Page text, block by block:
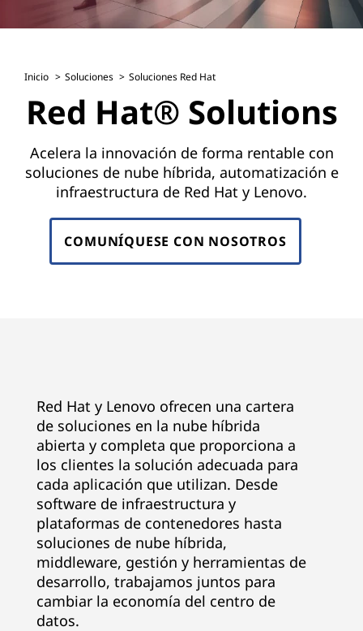
e
Inicio Soluciones Soluciones Red Hat
Red Hat® Solutions
Acelera la innovación de forma rentable con
soluciones de nube híbrida, automatización e
infraestructura de Red Hat y Lenovo.
COMUNÍQUESE CON NOSOTROS
Red Hat y Lenovo ofrecen una cartera
de soluciones en la nube híbrida
abierta y completa que proporciona a
los clientes la solución adecuada para
cada aplicación que utilizan. Desde
software de infraestructura y
plataformas de contenedores hasta
soluciones de nube híbrida,
middleware, gestión y herramientas de
desarrollo, trabajamos juntos para
cambiar la economía del centro de
datos.